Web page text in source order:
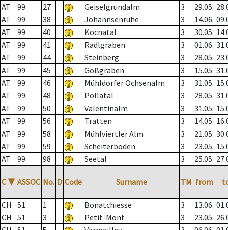
AT
99 27 Geiselgrundalm 3 29.05.
AT
99 38 Johannsenruhe 3 14.06.
AT
99 40 Kocnatal 3 30.05.
AT
99 41 Radlgraben 3 01.06.
AT
99 44 Steinberg 3 28.05.
AT
99 45 Gößgraben 3 15.05.
AT
99 46 Mühldorfer Ochsenalm 3 31.05.
AT
99 48 Pöllatal 3 28.05.
AT
99 50 Valentinalm 3 31.05.
AT
99 56 Tratten 3 14.05.
AT
99 58 Mühlviertler Alm 3 21.05.
AT
99 59 Scheiterboden 3 23.05.
AT
99 98 Seetal 3 25.05.
C ▼ ASSOC No. D Code Surname TM from
CH 51 1 Bonatchiesse 3 13.06.
CH
51 3 Petit-Mont 3 23.05.